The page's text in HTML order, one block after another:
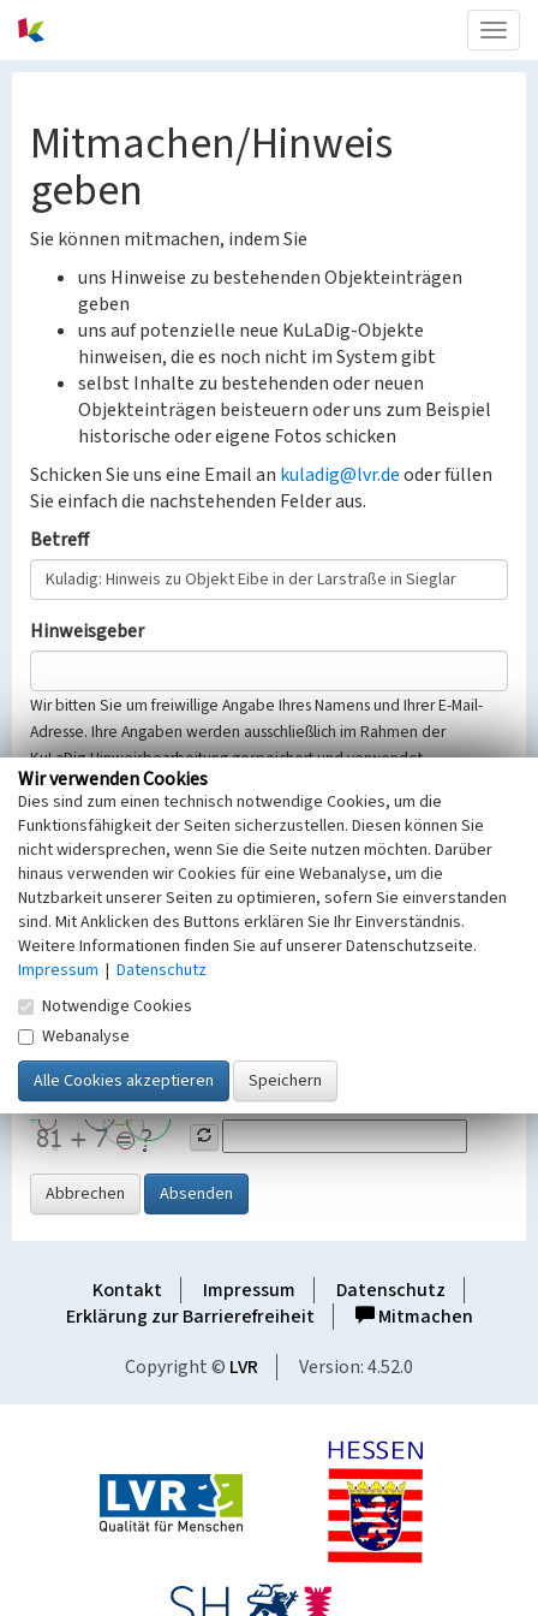
Mitmachen/Hinweis
geben
Sie können mitmachen, indem Sie
uns Hinweise zu bestehenden Objekteinträgen
geben
uns auf potenzielle neue KuLaDig-Objekte
hinweisen, die es noch nicht im System gibt
selbst Inhalte zu bestehenden oder neuen
Objekteinträgen beisteuern oder uns zum Beispiel
historische oder eigene Fotos schicken
Schicken Sie uns eine Email an kuladig@lvr.deoder füllen
Sie einfach die nachstehenden Felder aus.
Betreff
Hinweisgeber
Wir bitten Sie um freiwillige Angabe Ihres Namens und Ihrer E-Mail-
Adresse. Ihre Angaben werden ausschließlich im Rahmen der
KuLaDig-Hinweisbearbeitung gespeichert und verwendet.
Selbstverständlich werden diese entsprechend der Vorschriften des
Telemediengesetzes, des Datenschutzgesetzes NRW und der seit
dem 25.05.2018 gültigen Europäischen Datenschutzgrundverordnung
(EU-DSGVO) vertraulich behandelt, beachten Sie bitte unsere
Hinweise zumDatenschutz
Nachricht
SicherheitsabfrageTragen Sie unten das Rechenergebnis aus der
Grafik ein
Abbrechen Absenden
Kontakt Impressum
Datenschutz
Erklärung zur Barrierefreiheit
Mitmachen
Copyright © LVR Version: 4.52.0
Wir verwenden Cookies
Dies sind zum einen technisch notwendige Cookies, um die
Funktionsfähigkeit der Seiten sicherzustellen. Diesen können Sie
nicht widersprechen, wenn Sie die Seite nutzen möchten. Darüber
hinaus verwenden wir Cookies für eine Webanalyse, um die
Nutzbarkeit unserer Seiten zu optimieren, sofern Sie einverstanden
sind. Mit Anklicken des Buttons erklären Sie Ihr Einverständnis.
Weitere Informationen finden Sie auf unserer Datenschutzseite.
Impressum | Datenschutz
Notwendige Cookies
Webanalyse